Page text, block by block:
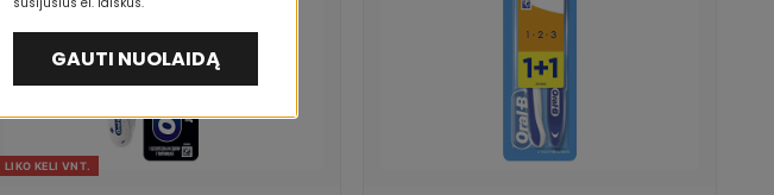
LIKO KELI VNT.
GAUTI NUOLAIDĄ